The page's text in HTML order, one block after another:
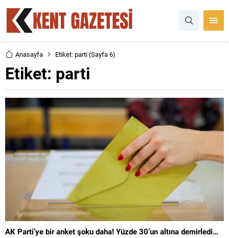
Anasayfa Etiket: parti(Sayfa 6)
Etiket: parti
AK Parti’ye bir anket şoku daha! Yüzde 30’un altına demirledi…